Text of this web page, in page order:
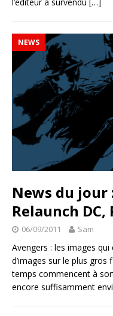
NEWS
News du jour
Relaunch
06/09/2011 Sam
Avengers : les images
d’images sur le plus
temps commencent à
encore suffisamment